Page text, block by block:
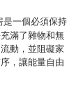
是一個必須保持
滿了雜物和無
動，並阻礙家
，讓能量自由